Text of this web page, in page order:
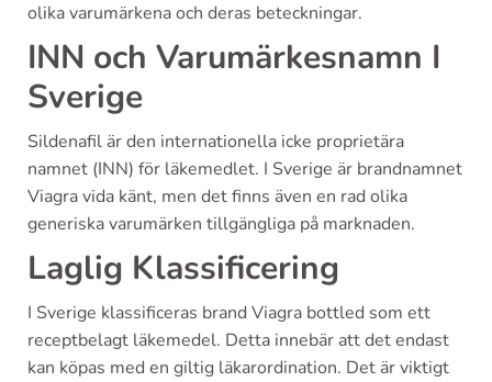
olika varumärkena och deras beteckningar.
INN och Varumärkesnamn I
Sverige
Sildenafil är den internationella icke proprietära
namnet (INN) för läkemedlet. I Sverige är brandnamnet
Viagra vida känt, men det finns även en rad olika
generiska varumärken tillgängliga på marknaden.
Laglig Klassificering
I Sverige klassificeras brand Viagra bottled som ett
receptbelagt läkemedel. Detta innebär att det endast
kan köpas med en giltig läkarordination. Det är viktigt